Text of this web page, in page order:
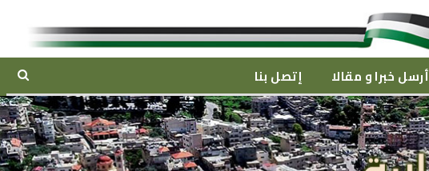
أرسل خبرا و مقالا إتصل بنا